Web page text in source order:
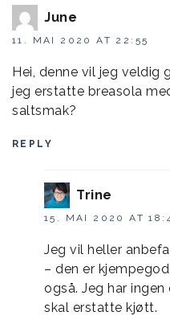
June
11. MAI 2020 AT 22:55
Hei, denne vil jeg veldig
jeg erstatte breasola
saltsmak?
REPLY
Trine
15. MAI 2020 AT
Jeg vil heller
– den er
også. Jeg har
skal erstatte kjøtt.